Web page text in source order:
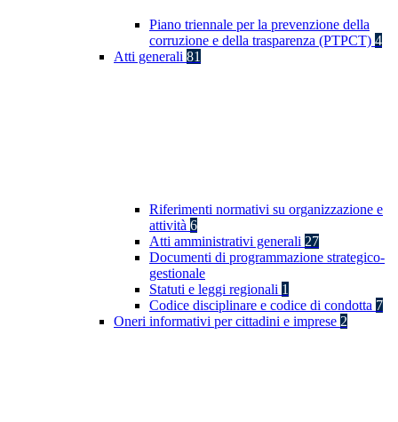
Piano triennale per la prevenzione della
corruzione e della trasparenza (PTPCT) 4
Atti generali 81
Riferimenti normativi su organizzazione e
attività 6
Atti amministrativi generali 27
Documenti di programmazione strategico-
gestionale
Statuti e leggi regionali 1
Codice disciplinare e codice di condotta 7
Oneri informativi per cittadini e imprese 2